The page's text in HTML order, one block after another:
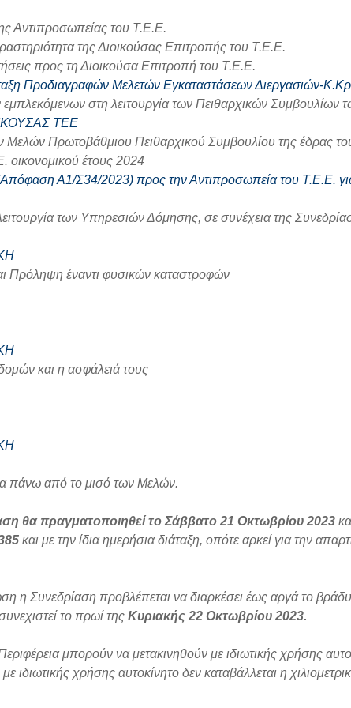
Αντιπροσωπείας του Τ.Ε.Ε.
της Διοικούσας Επιτροπής του Τ.Ε.Ε.
προς τη Διοικούσα Επιτροπή του Τ.Ε.Ε.
Προδιαγραφών Μελετών Εγκαταστάσεων Διεργασιών-
στη λειτουργία των Πειθαρχικών Συμβουλίων
ΤΕΕ
Πρωτοβάθμιου Πειθαρχικού Συμβουλίου της έδρας
έτους 2024
Α1/Σ34/2023) προς την Αντιπροσωπεία του Τ.Ε.Ε.
των Υπηρεσιών Δόμησης, σε συνέχεια της
Πρόληψη έναντι φυσικών καταστροφών
και η ασφάλειά τους
πάνω από το μισό των Μελών.
θα πραγματοποιηθεί το Σάββατο 21 Οκτωβρίου 2023
και με την ίδια ημερήσια διάταξη, οπότε αρκεί για την
η Συνεδρίαση προβλέπεται να διαρκέσει έως αργά το
το πρωί της Κυριακής 22 Οκτωβρίου 2023.
μπορούν να μετακινηθούν με ιδιωτικής χρήσης
ιδιωτικής χρήσης αυτοκίνητο δεν καταβάλλεται η